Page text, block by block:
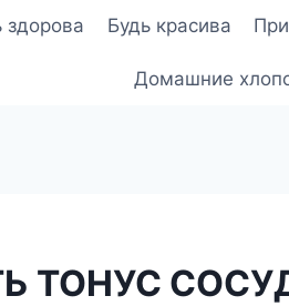
здорова Будь красива
Домашние
ТОНУС